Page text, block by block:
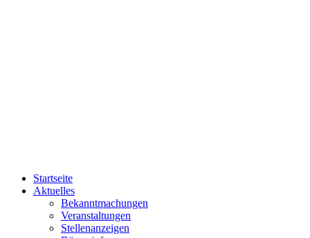
Startseite
Aktuelles
Bekanntmachungen
Veranstaltungen
Stellenanzeigen